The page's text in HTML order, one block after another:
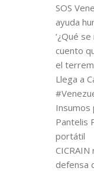
SOS
ayuda
‘¿Qué
cuento
el
Llega a
Insumos
Pantelis
portátil
defensa